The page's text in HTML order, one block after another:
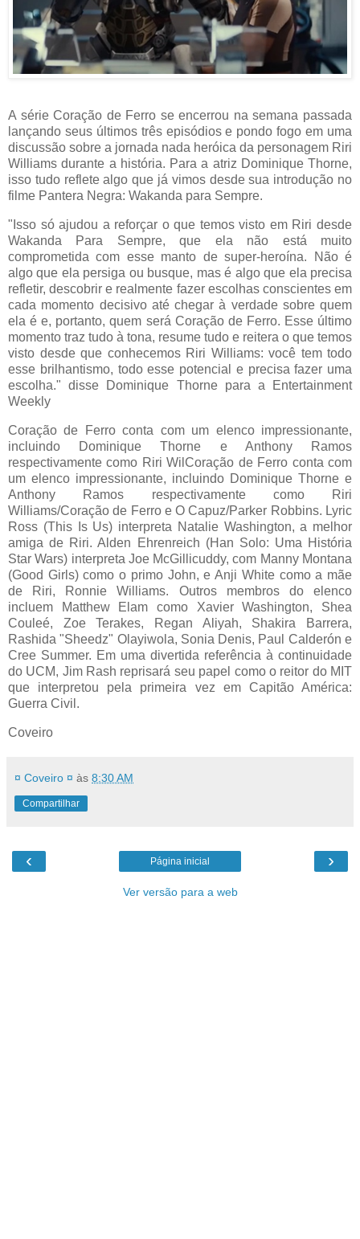
A série Coração de Ferro se encerrou na semana passada
lançando seus últimos três episódios e pondo fogo em uma
discussão sobre a jornada nada heróica da personagem Riri
Williams durante a história. Para a atriz Dominique Thorne,
isso tudo reflete algo que já vimos desde sua introdução no
filme Pantera Negra: Wakanda para Sempre.
"Isso só ajudou a reforçar o que temos visto em Riri desde
Wakanda Para Sempre, que ela não está muito
comprometida com esse manto de super-heroína. Não é
algo que ela persiga ou busque, mas é algo que ela precisa
refletir, descobrir e realmente fazer escolhas conscientes em
cada momento decisivo até chegar à verdade sobre quem
ela é e, portanto, quem será Coração de Ferro. Esse último
momento traz tudo à tona, resume tudo e reitera o que temos
visto desde que conhecemos Riri Williams: você tem todo
esse brilhantismo, todo esse potencial e precisa fazer uma
escolha." disse Dominique Thorne para a Entertainment
Weekly
Coração de Ferro conta com um elenco impressionante,
incluindo Dominique Thorne e Anthony Ramos
respectivamente como Riri WilCoração de Ferro conta com
um elenco impressionante, incluindo Dominique Thorne e
Anthony Ramos respectivamente como Riri
Williams/Coração de Ferro e O Capuz/Parker Robbins. Lyric
Ross (This Is Us) interpreta Natalie Washington, a melhor
amiga de Riri. Alden Ehrenreich (Han Solo: Uma História
Star Wars) interpreta Joe McGillicuddy, com Manny Montana
(Good Girls) como o primo John, e Anji White como a mãe
de Riri, Ronnie Williams. Outros membros do elenco
incluem Matthew Elam como Xavier Washington, Shea
Couleé, Zoe Terakes, Regan Aliyah, Shakira Barrera,
Rashida "Sheedz" Olayiwola, Sonia Denis, Paul Calderón e
Cree Summer. Em uma divertida referência à continuidade
do UCM, Jim Rash reprisará seu papel como o reitor do MIT
que interpretou pela primeira vez em Capitão América:
Guerra Civil.
Coveiro
¤ Coveiro ¤ às 8:30 AM
Compartilhar
‹ ›
Página inicial
Ver versão para a web